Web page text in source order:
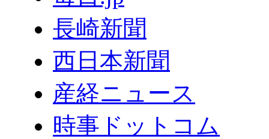
長崎新聞
西日本新聞
産経ニュース
時事ドットコム